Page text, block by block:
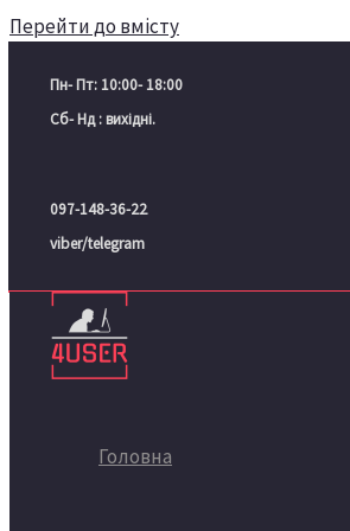
Перейти до вмісту
Пн- Пт: 10:00- 18:00
Сб- Нд : вихідні.
097-148-36-22
viber/telegram
Головна